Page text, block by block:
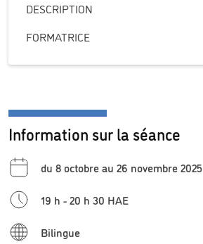
DESCRIPTION
FORMATRICE
Information sur la séance
du 8 octobre au 26 novembre 2025
19 h - 20 h 30 HAE
Bilingue